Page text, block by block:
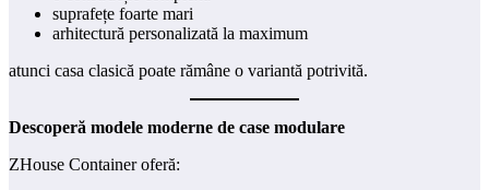
suprafețe foarte mari
arhitectură personalizată la maximum
atunci casa clasică poate rămâne o variantă potrivită.
Descoperă modele moderne de case modulare
ZHouse Container oferă: